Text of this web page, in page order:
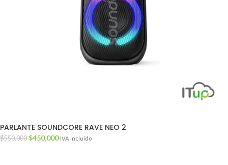
PARLANTE SOUNDCORE RAVE NEO 2
$550,000 $450,000 IVA incluído